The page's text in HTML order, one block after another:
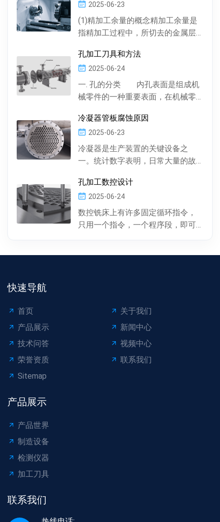
2025-06-23
(1)精加工余量的概念精加工余量是
指精加工过程中，所切去的金属层
工余量由精加工一次...
孔加工刀具和方法
2025-06-24
一. 孔的分类 内孔表面是组成机
械零件的一种重要表面，在机械零
有圆柱形孔、...
冷凝器管板腐蚀原因
2025-06-23
冷凝器是生产装置的关键设备之
一。统计数字表明，日常大量的故
凝器管材的腐蚀损坏所...
孔加工数控设计
2025-06-24
数控铣床上有许多固定循环指令，
只用一个指令，一个程序段，即可
快速导航
首页
关于我们
产品展示
新闻中心
技术问答
视频中心
荣誉资质
联系我们
Sitemap
产品展示
产品世界
制造设备
检测仪器
加工刀具
联系我们